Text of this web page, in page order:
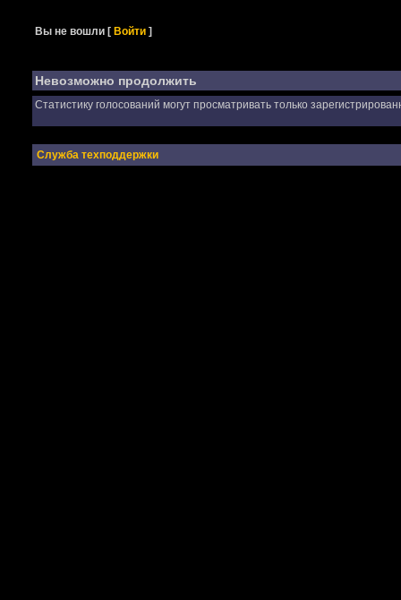
Вы не вошли [Войти ]
Невозможно продолжить
Статистику голосований могут просматривать только
Служба техподдержки